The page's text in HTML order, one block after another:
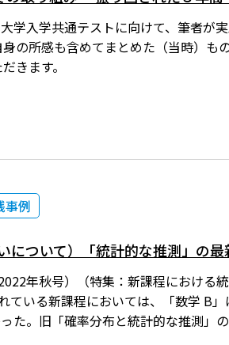
学入学共通テストに向けて、筆者が
の所感も含めてまとめた（当時）も
きます。
事例
について）「統計的な推測」の最
年秋号）（特集：新課程における
ている新課程においては、「数学 B
た。旧「確率分布と統計的な推測」